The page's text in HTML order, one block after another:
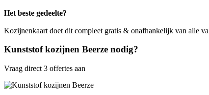
Het beste gedeelte?
Kozijnenkaart doet dit compleet gratis & onafhankelijk van alle
Kunststof kozijnen Beerze nodig?
Vraag direct 3 offertes aan